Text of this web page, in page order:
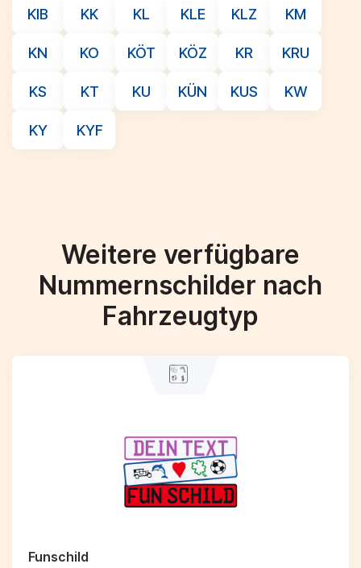
KIB KK KL KLE KLZ KM
KN KO KÖT KÖZ KR KRU
KS KT KU KÜN KUS KW
KY KYF
Weitere verfügbare
Nummernschilder nach
Fahrzeugtyp
Funschild